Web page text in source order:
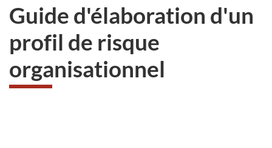
Guide d'élaboration d'un
profil de risque
organisationnel